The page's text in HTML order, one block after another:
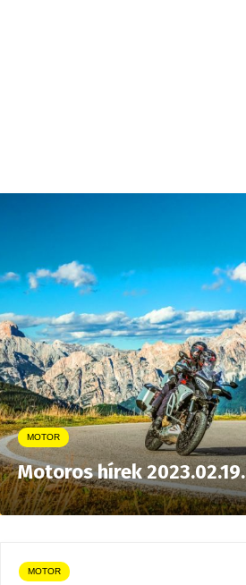
MOTOR
Motoros hírek 2023.02.19.
MOTOR